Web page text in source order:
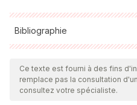
Bibliographie
Toutes les sources citées ont
par notre équipe pour garantir
actualité et leur validité. La
Ce texte est fourni à des fins
remplace pas la consultation
consultez votre spécialiste.